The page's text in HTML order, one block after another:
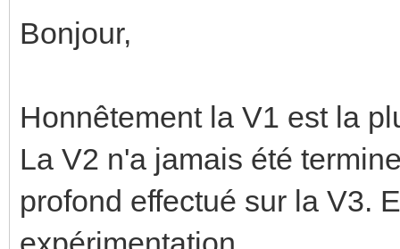
Bonjour,
Honnêtement la V1 est la
La V2 n'a jamais été
profond effectué sur la V3.